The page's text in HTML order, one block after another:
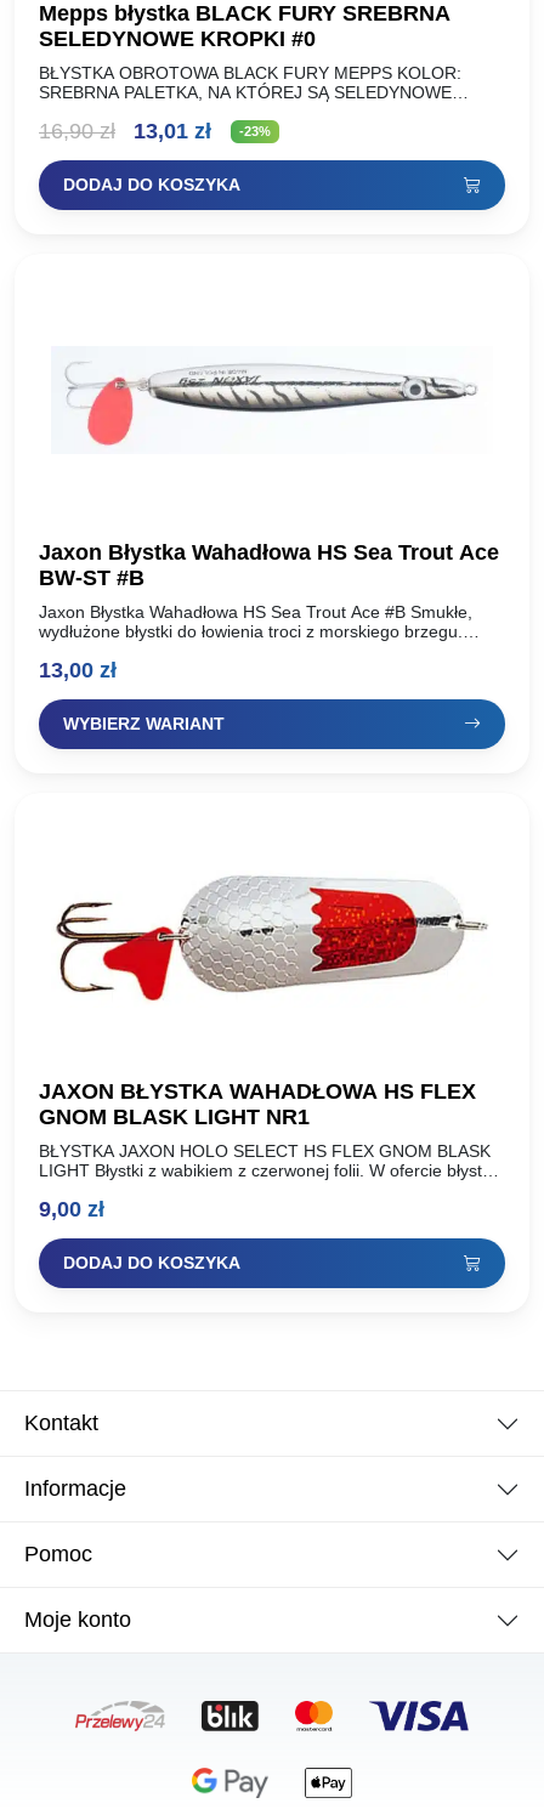
Mepps błystka BLACK FURY SREBRNA
SELEDYNOWE KROPKI #0
BŁYSTKA OBROTOWA BLACK FURY MEPPS KOLOR:
SREBRNA PALETKA, NA KTÓREJ SĄ SELEDYNOWE
1,5g NR 0 2g…
16,90zł
Pierwotna
cena
wynosiła:
13,01 złAktualna
cena
wynosi:
-23%
DODAJ DO KOSZYKA
Jaxon Błystka Wahadłowa HS Sea Trout Ace
BW-ST #B
Jaxon Błystka Wahadłowa HS Sea Trout Ace #B Smukłe,
wydłużone błystki do łowienia troci z morskiego brzegu.
rzutów….
13,00 zł
WYBIERZ WARIANT
JAXON BŁYSTKA WAHADŁOWA HS FLEX
GNOM BLASK LIGHT NR1
BŁYSTKA JAXON HOLO SELECT HS FLEX GNOM BLASK
LIGHT Błystki z wabikiem z czerwonej folii. W ofercie błystki
9,00 zł
DODAJ DO KOSZYKA
Kontakt
Informacje
Pomoc
Moje konto